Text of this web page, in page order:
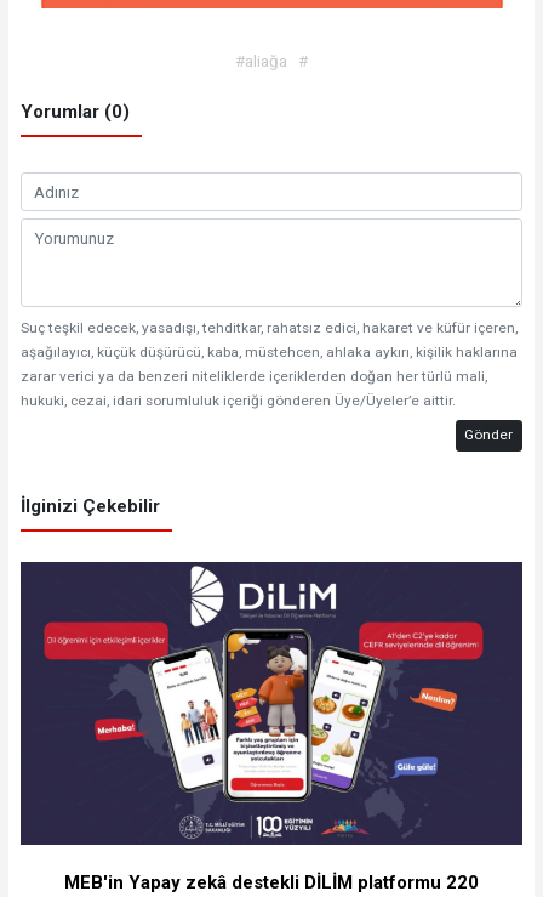
#aliağa #
Yorumlar (0)
Suç teşkil edecek, yasadışı, tehditkar, rahatsız edici, hakaret ve küfür içeren,
aşağılayıcı, küçük düşürücü, kaba, müstehcen, ahlaka aykırı, kişilik haklarına
zarar verici ya da benzeri niteliklerde içeriklerden doğan her türlü mali,
hukuki, cezai, idari sorumluluk içeriği gönderen Üye/Üyeler’e aittir.
Gönder
İlginizi Çekebilir
MEB'in Yapay zekâ destekli DİLİM platformu 220